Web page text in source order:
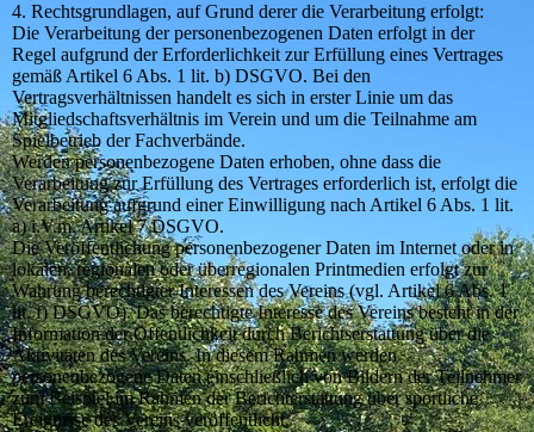
4. Rechtsgrundlagen, auf Grund derer die Verarbeitung erfolgt:
Die Verarbeitung der personenbezogenen Daten erfolgt in der
Regel aufgrund der Erforderlichkeit zur Erfüllung eines Vertrages
gemäß Artikel 6 Abs. 1 lit. b) DSGVO. Bei den
Vertragsverhältnissen handelt es sich in erster Linie um das
Mitgliedschaftsverhältnis im Verein und um die Teilnahme am
Spielbetrieb der Fachverbände.
Werden personenbezogene Daten erhoben, ohne dass die
Verarbeitung zur Erfüllung des Vertrages erforderlich ist, erfolgt die
Verarbeitung aufgrund einer Einwilligung nach Artikel 6 Abs. 1 lit.
a) i.V.m. Artikel 7 DSGVO.
Die Veröffentlichung personenbezogener Daten im Internet oder in
lokalen, regionalen oder überregionalen Printmedien erfolgt zur
Wahrung berechtigter Interessen des Vereins (vgl. Artikel 6 Abs. 1
lit. f) DSGVO). Das berechtigte Interesse des Vereins besteht in der
Information der Öffentlichkeit durch Berichtserstattung über die
Aktivitäten des Vereins. In diesem Rahmen werden
personenbezogene Daten einschließlich von Bildern der Teilnehmer
zum Beispiel im Rahmen der Berichterstattung über sportliche
Ereignisse des Vereins veröffentlicht.